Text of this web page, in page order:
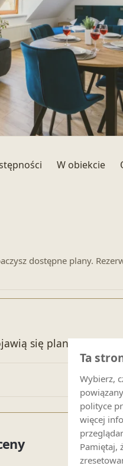
W obiekcie
dostępne plany.
się plany cenowe
Ta
Wybierz,
polityce
więcej
Pamiętaj,